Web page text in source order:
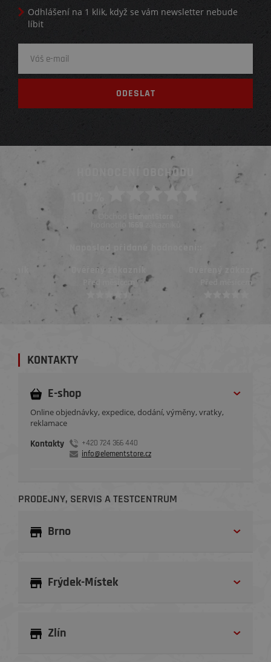
Odhlášení na 1 klik, když se vám newsletter nebude
líbit
HODNOCENÍ OBCHODU
Obchod ElementStore
hodnotilo
Naposled přidané hodnocení::
Ověřený zákazník
Před měsícem
KONTAKTY
E-shop
Online objednávky, expedice, dodání, výměny, vratky,
reklamace
Kontakty
+420 724 366 440
info@elementstore.cz
PRODEJNY, SERVIS A TESTCENTRUM
Brno
Frýdek-Místek
Zlín